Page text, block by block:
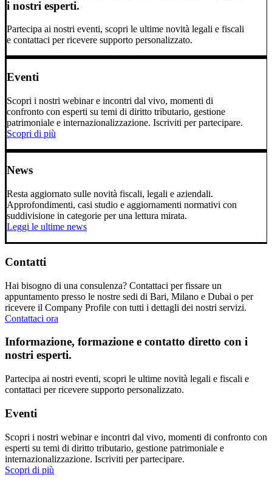
i nostri esperti.
Partecipa ai nostri eventi, scopri le ultime novità legali e fiscali
e contattaci per ricevere supporto personalizzato.
Eventi
Scopri i nostri webinar e incontri dal vivo, momenti di
confronto con esperti su temi di diritto tributario, gestione
patrimoniale e internazionalizzazione. Iscriviti per partecipare.
Scopri di più
News
Resta aggiornato sulle novità fiscali, legali e aziendali.
Approfondimenti, casi studio e aggiornamenti normativi con
suddivisione in categorie per una lettura mirata.
Leggi le ultime news
Contatti
Hai bisogno di una consulenza? Contattaci per fissare un
appuntamento presso le nostre sedi di Bari, Milano e Dubai o per
ricevere il Company Profile con tutti i dettagli dei nostri servizi.
Contattaci ora
Informazione, formazione e contatto diretto con i
nostri esperti.
Partecipa ai nostri eventi, scopri le ultime novità legali e fiscali e
contattaci per ricevere supporto personalizzato.
Eventi
Scopri i nostri webinar e incontri dal vivo, momenti di confronto con
esperti su temi di diritto tributario, gestione patrimoniale e
internazionalizzazione. Iscriviti per partecipare.
Scopri di più